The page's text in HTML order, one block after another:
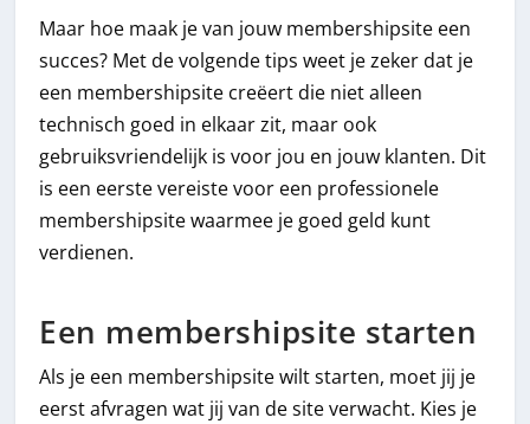
Maar hoe maak je van jouw membershipsite een
succes? Met de volgende tips weet je zeker dat je
een membershipsite creëert die niet alleen
technisch goed in elkaar zit, maar ook
gebruiksvriendelijk is voor jou en jouw klanten. Dit
is een eerste vereiste voor een professionele
membershipsite waarmee je goed geld kunt
verdienen.
Een membershipsite starten
Als je een membershipsite wilt starten, moet jij je
eerst afvragen wat jij van de site verwacht. Kies je